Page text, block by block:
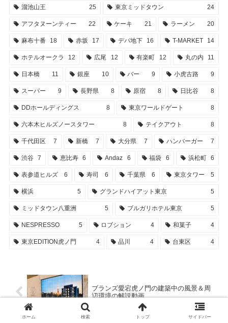
溜池山王 25 東京ミッドタウン 24
アフタヌーンティー 22 ケーキ 21 ラーメン 20
麻布十番 18 赤坂 17 デパ地下 16 T-MARKET 14
ホテルオークラ 12 広尾 12 有楽町 12 丸の内 11
日本橋 11 銀座 10 バー 9 小虎古路 9
スーパー 9 長野県 8 原宿 8 日比谷 8
DDホールディングス 8 東京ワールドゲート 8
六本木ヒルズノースタワー 8 テイクアウト 8
千代田区 7 新橋 7 大分県 7 ハンバーガー 7
渋谷 7 恵比寿 6 Andaz 6 福袋 6 浜松町 6
表参道ヒルズ 6 寿司 6 千葉県 6 東京タワー 5
横浜 5 グランドハイアット東京 5
ミッドタウン八重洲 5 ブルガリホテル東京 5
NESPRESSO 5 ロブション 4 和菓子 4
東京EDITION虎ノ門 4 品川 4 台東区 4
ブランズ愛宕虎ノ門の建築中の風景＆周
辺環境の解説動画
ホーム 検索 トップ サイドバー